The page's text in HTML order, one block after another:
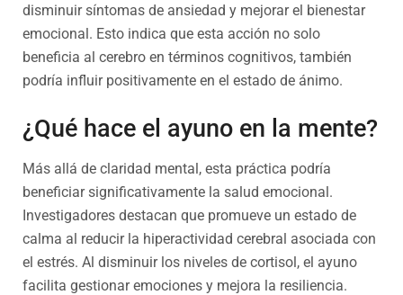
disminuir síntomas de ansiedad y mejorar el bienestar
emocional. Esto indica que esta acción no solo
beneficia al cerebro en términos cognitivos, también
podría influir positivamente en el estado de ánimo.
¿Qué hace el ayuno en la mente?
Más allá de claridad mental, esta práctica podría
beneficiar significativamente la salud emocional.
Investigadores destacan que promueve un estado de
calma al reducir la hiperactividad cerebral asociada con
el estrés. Al disminuir los niveles de cortisol, el ayuno
facilita gestionar emociones y mejora la resiliencia.